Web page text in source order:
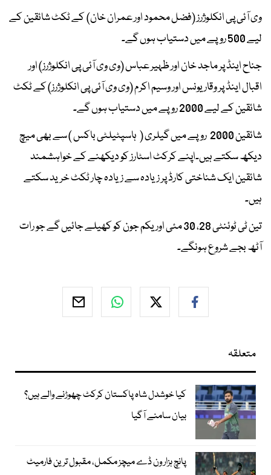
وی آئی پی انکلوژرز (فضل محمود اور عمران خان) کے ٹکٹ شائقین کے
لیے 500 روپے میں دستیاب ہوں گے۔
جناح اینڈ پر ماجد خان اور ظہیر عباس (وی وی آئی پی انکلوژرز) اور
اقبال اینڈ پر وقار یونس اور وسیم اکرم (وی وی آئی پی انکلوژرز) کے ٹکٹ
شائقین کے لیے 2000 روپے میں دستیاب ہوں گے۔
شائقین 2000 روپے میں گیلری ( ہاسپٹیلٹی باکس ) سے بھی میچ
دیکھ سکتے ہیں۔اپنے کرکٹ اسٹارز کو دیکھنے کے خواہشمند
شائقین ایک شناختی کارڈ پر زیادہ سے زیادہ چار ٹکٹ خرید سکتے
ہیں۔
تین ٹی ٹوئنٹی 28، 30 مئی اور یکم جون کو کھیلے جائیں گے جو رات
آٹھ بجے شروع ہونگے۔
متعلقہ
کیا خوشدل شاہ پاکستان کرکٹ چھوڑنے والے ہیں؟
بیان سامنے آگیا
پانچ ہزار ون ڈے میچز مکمل، مقبول ترین فارمیٹ